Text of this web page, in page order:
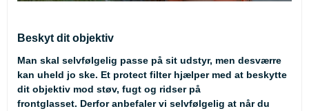
Beskyt dit objektiv
Man skal selvfølgelig passe på sit udstyr, men desværre
kan uheld jo ske. Et protect filter hjælper med at beskytte
dit objektiv mod støv, fugt og ridser på
frontglasset. Derfor anbefaler vi selvfølgelig at når du